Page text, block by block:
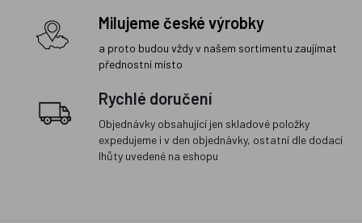
Milujeme české výrobky
a proto budou vždy v našem sortimentu zaujímat
přednostní místo
Rychlé doručení
Objednávky obsahující jen skladové položky
expedujeme i v den objednávky, ostatní dle dodací
lhůty uvedené na eshopu